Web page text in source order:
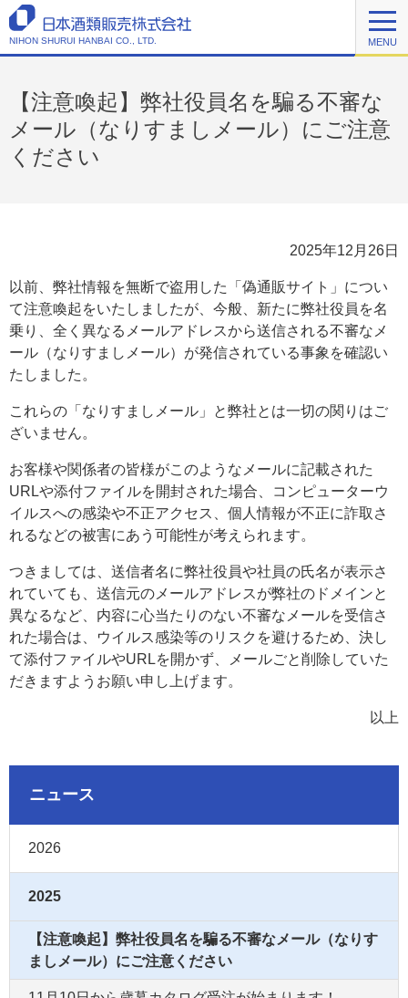
NIHON SHURUI HANBAI CO., LTD. MENU
【注意喚起】弊社役員名を騙る不審な
メール（なりすましメール）にご注意
ください
2025年12月26日
以前、弊社情報を無断で盗用した「偽通販サイト」につい
て注意喚起をいたしましたが、今般、新たに弊社役員を名
乗り、全く異なるメールアドレスから送信される不審なメ
ール（なりすましメール）が発信されている事象を確認い
たしました。
これらの「なりすましメール」と弊社とは一切の関りはご
ざいません。
お客様や関係者の皆様がこのようなメールに記載された
URLや添付ファイルを開封された場合、コンピューターウ
イルスへの感染や不正アクセス、個人情報が不正に詐取さ
れるなどの被害にあう可能性が考えられます。
つきましては、送信者名に弊社役員や社員の氏名が表示さ
れていても、送信元のメールアドレスが弊社のドメインと
異なるなど、内容に心当たりのない不審なメールを受信さ
れた場合は、ウイルス感染等のリスクを避けるため、決し
て添付ファイルやURLを開かず、メールごと削除していた
だきますようお願い申し上げます。
以上
ニュース
2026
2025
【注意喚起】弊社役員名を騙る不審なメール（なりす
ましメール）にご注意ください